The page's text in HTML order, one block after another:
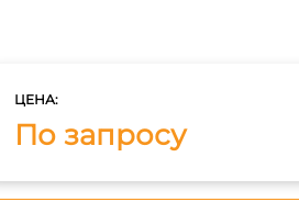
ЦЕНА:
По запросу